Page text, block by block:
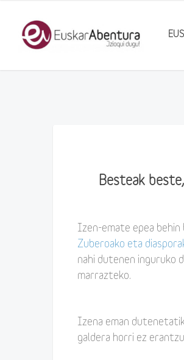
Besteak
Izen-emate epea
Zuberoako eta
nahi dutenen inguruko
marrazteko.
Izena eman
galdera horri ez